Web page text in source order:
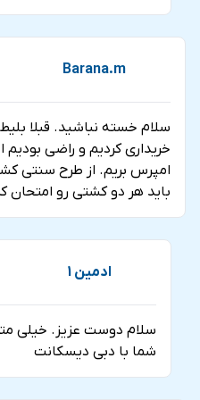
Barana.m
سلام خسته نباشید. قبلا
خریداری کردیم و راضی
امپرس بریم. از طرح سنتی
باید هر دو کشتی رو امتحان
ادمین 1
سلام دوست عزیز. خیلی
شما با دبی دیسکانت